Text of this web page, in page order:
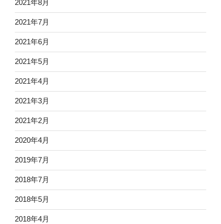
2021年8月
2021年7月
2021年6月
2021年5月
2021年4月
2021年3月
2021年2月
2020年4月
2019年7月
2018年7月
2018年5月
2018年4月